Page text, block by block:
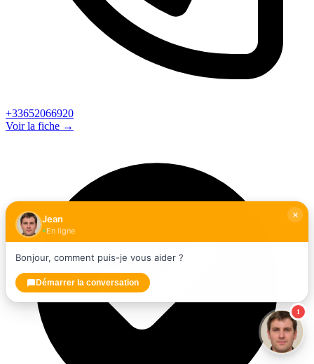
+33652066920
Voir la fiche →
1
Jean
En ligne
Bonjour, comment puis-je vous aider ?
Démarrer la conversation